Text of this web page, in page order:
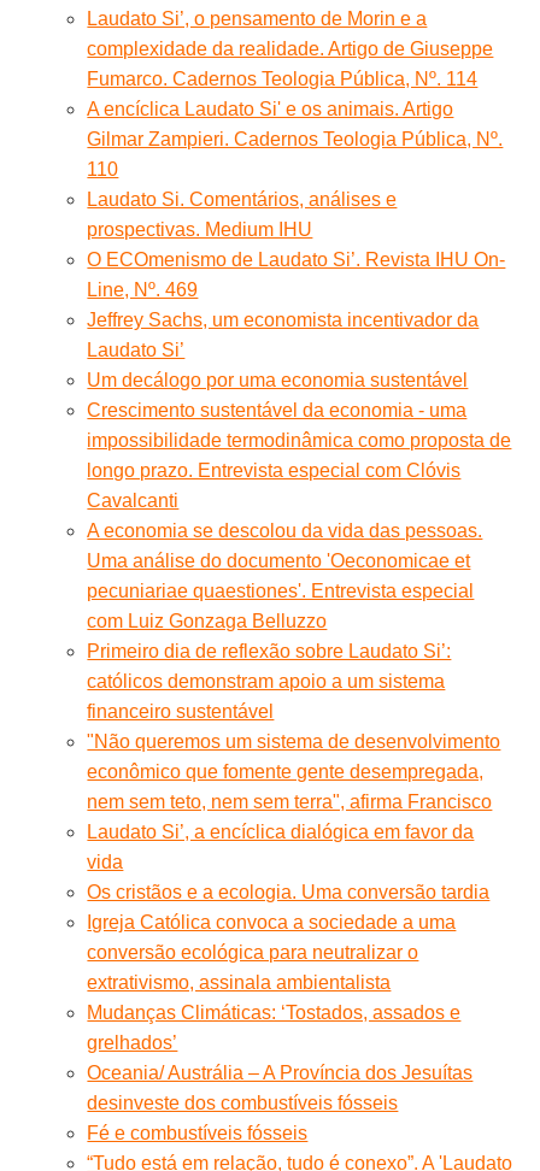
Laudato Si’, o pensamento de Morin e a
complexidade da realidade. Artigo de Giuseppe
Fumarco. Cadernos Teologia Pública, Nº. 114
A encíclica Laudato Si' e os animais. Artigo
Gilmar Zampieri. Cadernos Teologia Pública, Nº.
110
Laudato Si. Comentários, análises e
prospectivas. Medium IHU
O ECOmenismo de Laudato Si’. Revista IHU On-
Line, Nº. 469
Jeffrey Sachs, um economista incentivador da
Laudato Si’
Um decálogo por uma economia sustentável
Crescimento sustentável da economia - uma
impossibilidade termodinâmica como proposta de
longo prazo. Entrevista especial com Clóvis
Cavalcanti
A economia se descolou da vida das pessoas.
Uma análise do documento 'Oeconomicae et
pecuniariae quaestiones'. Entrevista especial
com Luiz Gonzaga Belluzzo
Primeiro dia de reflexão sobre Laudato Si’:
católicos demonstram apoio a um sistema
financeiro sustentável
"Não queremos um sistema de desenvolvimento
econômico que fomente gente desempregada,
nem sem teto, nem sem terra", afirma Francisco
Laudato Si’, a encíclica dialógica em favor da
vida
Os cristãos e a ecologia. Uma conversão tardia
Igreja Católica convoca a sociedade a uma
conversão ecológica para neutralizar o
extrativismo, assinala ambientalista
Mudanças Climáticas: ‘Tostados, assados e
grelhados’
Oceania/ Austrália – A Província dos Jesuítas
desinveste dos combustíveis fósseis
Fé e combustíveis fósseis
“Tudo está em relação, tudo é conexo”. A 'Laudato